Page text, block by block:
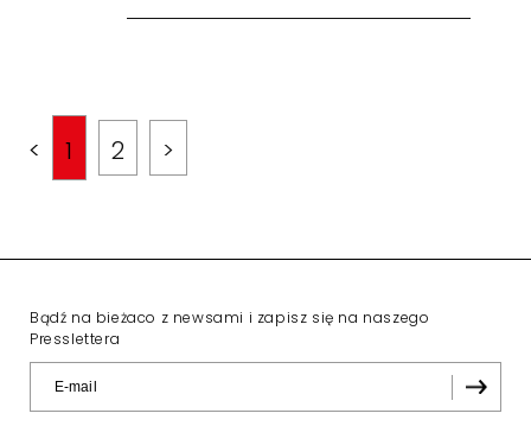
< 1 2 >
Bądź na bieżaco z newsami i zapisz się na naszego
Presslettera